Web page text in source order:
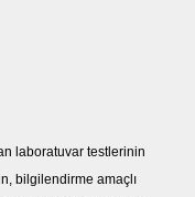
laboratuvar testlerinin
bilgilendirme amaçlı